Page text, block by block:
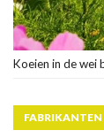
Koeien in de wei
FABRIKANTEN